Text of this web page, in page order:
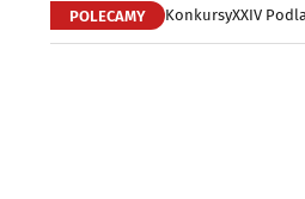
POLECAMY KonkursyXXIV